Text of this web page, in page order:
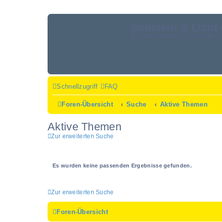
Schnellzugriff FAQ
Foren-Übersicht Suche Aktive Themen
Aktive Themen
Zur erweiterten Suche
Es wurden keine passenden Ergebnisse gefunden.
Zur erweiterten Suche
Foren-Übersicht